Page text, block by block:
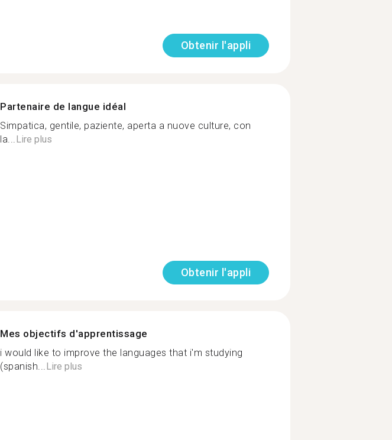
Obtenir l'appli
Partenaire de langue idéal
Simpatica, gentile, paziente, aperta a nuove culture, con
la...Lire plus
Obtenir l'appli
Mes objectifs d'apprentissage
i would like to improve the languages that i'm studying
(spanish...Lire plus